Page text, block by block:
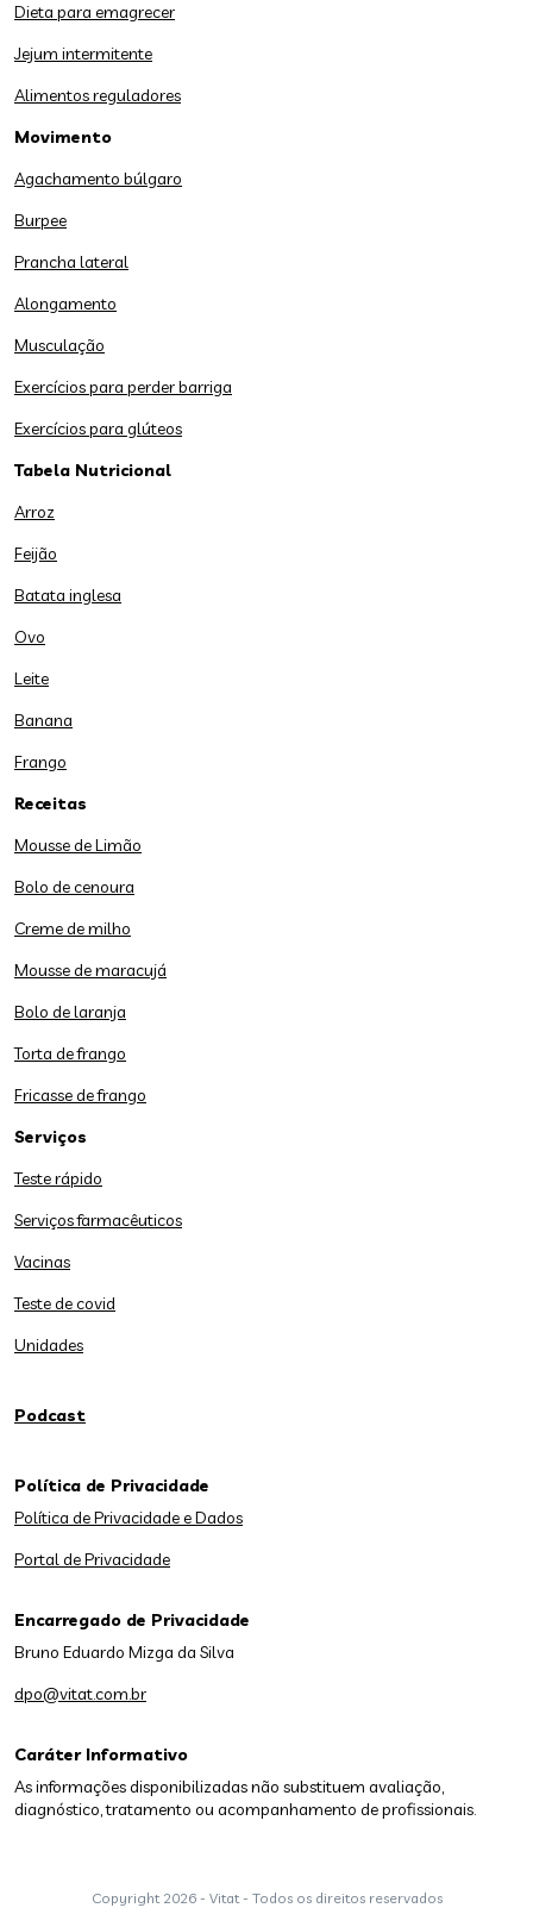
Dieta para emagrecer
Jejum intermitente
Alimentos reguladores
Movimento
Agachamento búlgaro
Burpee
Prancha lateral
Alongamento
Musculação
Exercícios para perder barriga
Exercícios para glúteos
Tabela Nutricional
Arroz
Feijão
Batata inglesa
Ovo
Leite
Banana
Frango
Receitas
Mousse de Limão
Bolo de cenoura
Creme de milho
Mousse de maracujá
Bolo de laranja
Torta de frango
Fricasse de frango
Serviços
Teste rápido
Serviços farmacêuticos
Vacinas
Teste de covid
Unidades
Podcast
Caráter Informativo
As informações disponibilizadas não substituem avaliação,
diagnóstico, tratamento ou acompanhamento de profissionais.
Política de Privacidade
Política de Privacidade e Dados
Portal de Privacidade
Encarregado de Privacidade
Bruno Eduardo Mizga da Silva
dpo@vitat.com.br
Copyright 2026 - Vitat - Todos os direitos reservados